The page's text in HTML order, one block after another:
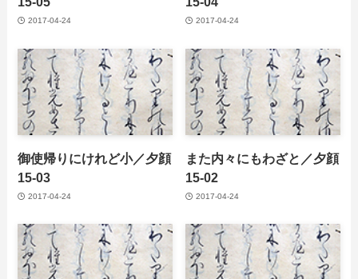
2017-04-24 2017-04-24
御使帰りにけれど小／夕顔
15-03
2017-04-24
また内々にもわざと／夕顔
15-02
2017-04-24